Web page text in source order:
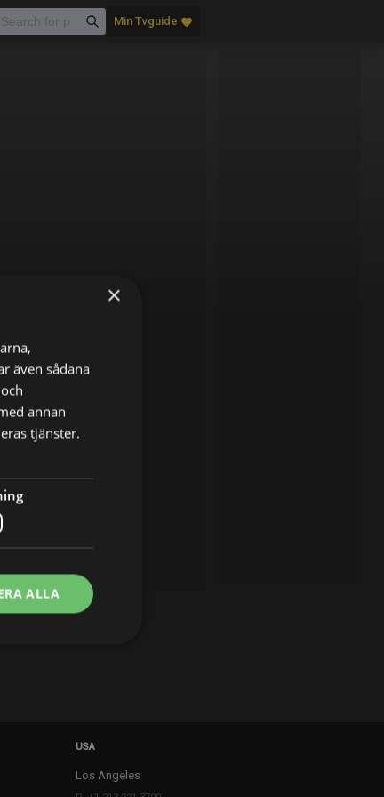
Min Tvguide favorite
USA
Los Angeles
×
även sådana
annan
tjänster.
ALLA